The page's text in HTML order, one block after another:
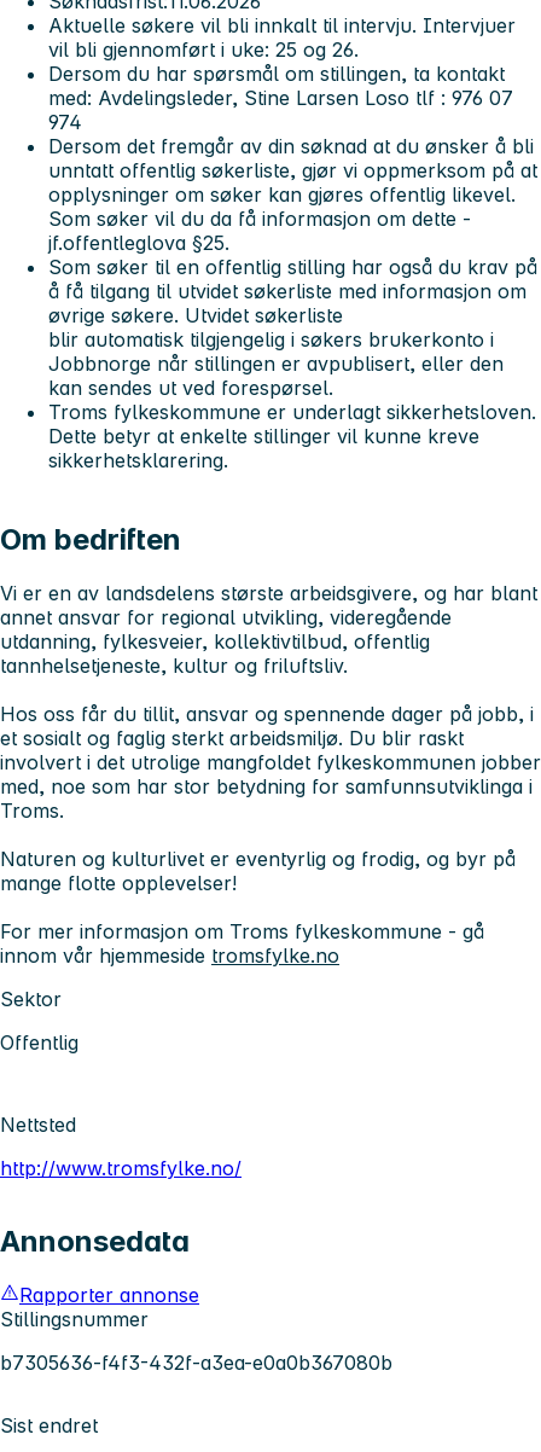
Aktuelle søkere vil bli innkalt til intervju. Intervjuer
vil bli gjennomført i uke: 25 og 26.
Dersom du har spørsmål om stillingen, ta kontakt
med: Avdelingsleder, Stine Larsen Loso tlf : 976 07
974
Dersom det fremgår av din søknad at du ønsker å bli
unntatt offentlig søkerliste, gjør vi oppmerksom på at
opplysninger om søker kan gjøres offentlig likevel.
Som søker vil du da få informasjon om dette -
jf.offentleglova §25.
Som søker til en offentlig stilling har også du krav på
å få tilgang til utvidet søkerliste med informasjon om
øvrige søkere. Utvidet søkerliste
blir automatisk tilgjengelig i søkers brukerkonto i
Jobbnorge når stillingen er avpublisert, eller den
kan sendes ut ved forespørsel.
Troms fylkeskommune er underlagt sikkerhetsloven.
Dette betyr at enkelte stillinger vil kunne kreve
sikkerhetsklarering.
Om bedriften
Vi er en av landsdelens største arbeidsgivere, og har blant
annet ansvar for regional utvikling, videregående
utdanning, fylkesveier, kollektivtilbud, offentlig
tannhelsetjeneste, kultur og friluftsliv.
Hos oss får du tillit, ansvar og spennende dager på jobb, i
et sosialt og faglig sterkt arbeidsmiljø. Du blir raskt
involvert i det utrolige mangfoldet fylkeskommunen jobber
med, noe som har stor betydning for samfunnsutviklinga i
Troms.
Naturen og kulturlivet er eventyrlig og frodig, og byr på
mange flotte opplevelser!
For mer informasjon om Troms fylkeskommune - gå
innom vår hjemmeside tromsfylke.no
Sektor
Offentlig
Nettsted
http://www.tromsfylke.no/
Annonsedata
Rapporter annonse
Stillingsnummer
b7305636-f4f3-432f-a3ea-e0a0b367080b
Sist endret